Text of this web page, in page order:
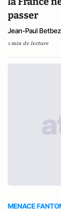
passer
Jean-Paul
1 min de lecture
MENACE